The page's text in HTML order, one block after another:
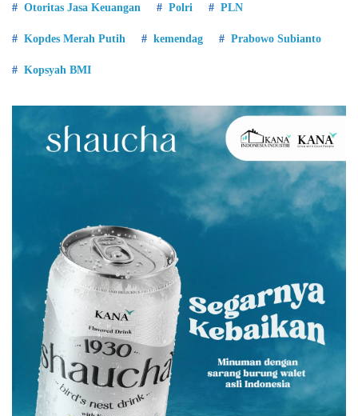
Otoritas Jasa Keuangan Polri PLN
Kopdes Merah Putih kemendag Prabowo Subianto
Kopsyah BMI